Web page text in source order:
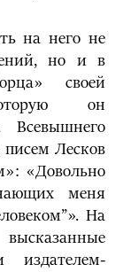
на него не
но и в
своей
он
Всевышнего
Лесков
«Довольно
меня
На
издателем-